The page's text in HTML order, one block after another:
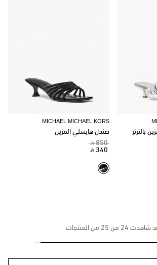
بالترتر
MICHAEL MICHAEL KORS
صندل هايسلي المزين
‎ ⃁ 850 ‎
‎ ⃁ 340 ‎
24 من 25 من المنتجات